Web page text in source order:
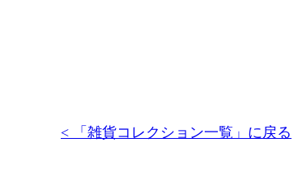
< 「雑貨コレクション一覧」に戻る